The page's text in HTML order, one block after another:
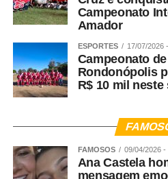
Campeonato
Amador
ESPORTES 17/07/2026
Campeonato
Rondonópolis
R$ 10 mil neste
FAMOSOS 09/04/2026 -
Ana Castela
mensagem